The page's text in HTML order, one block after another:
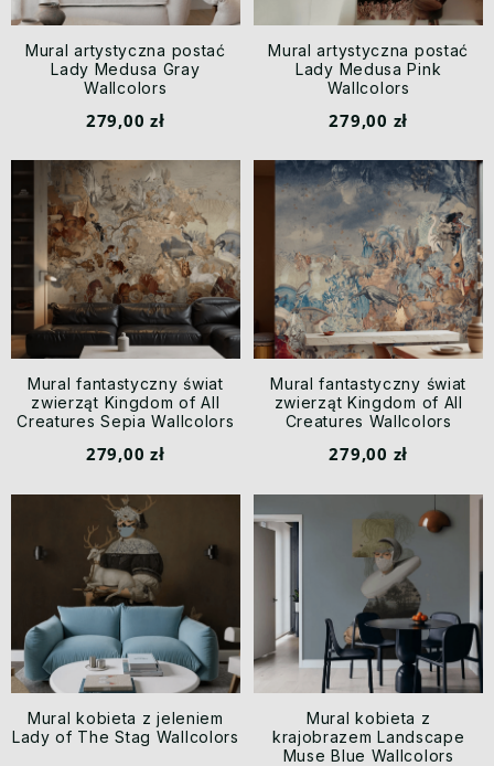
Mural artystyczna postać
Lady Medusa Gray
Wallcolors
279,00 zł
Mural artystyczna postać
Lady Medusa Pink
Wallcolors
279,00 zł
Mural fantastyczny świat
zwierząt Kingdom of All
Creatures Sepia Wallcolors
279,00 zł
Mural fantastyczny świat
zwierząt Kingdom of All
Creatures Wallcolors
279,00 zł
Mural kobieta z jeleniem
Lady of The Stag Wallcolors
Mural kobieta z
krajobrazem Landscape
Muse Blue Wallcolors